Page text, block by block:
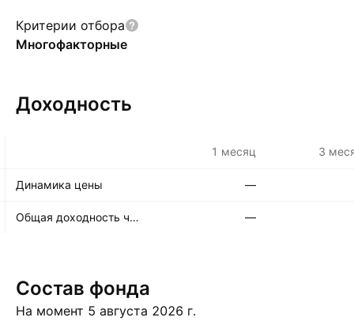
Критерии отбора
Многофакторные
Доходность
1 месяц 3
Динамика цены —
Общая доходность чистых активов —
Состав фонда
На момент 5 августа 2026 г.